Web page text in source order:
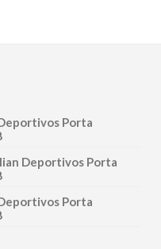
Porta
Deportivos Porta
Porta